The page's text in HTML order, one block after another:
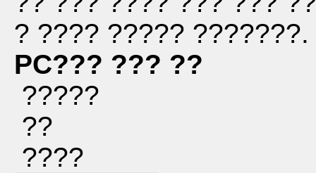
? ???? ????? ???????.
PC??? ??? ??
?????
??
????